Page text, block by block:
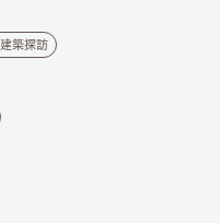
建築探訪